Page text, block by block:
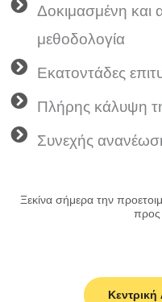
Δοκιμασμένη και
μεθοδολογία
Εκατοντάδες
Πλήρης κάλυψη
Συνεχής
Ξεκίνα σήμερα την
προς